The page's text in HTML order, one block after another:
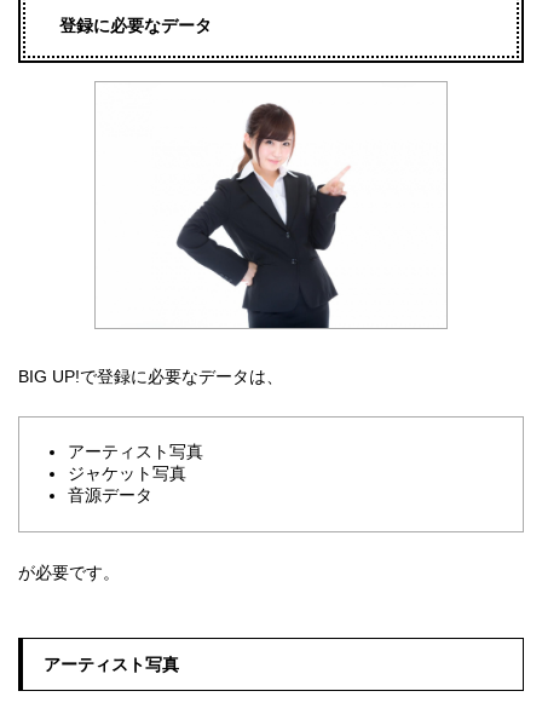
登録に必要なデータ
BIG UP!で登録に必要なデータは、
アーティスト写真
ジャケット写真
音源データ
が必要です。
アーティスト写真